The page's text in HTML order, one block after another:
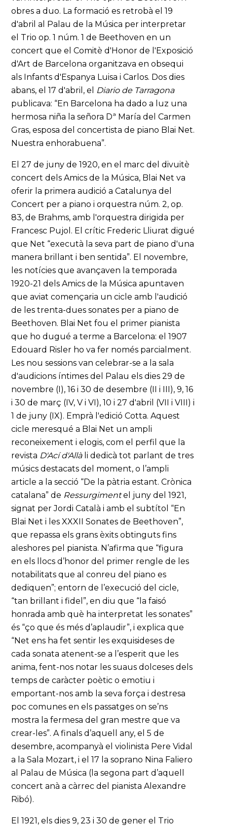
obres a duo. La formació es retrobà el 19
d'abril al Palau de la Música per interpretar
el Trio op. 1 núm. 1 de Beethoven en un
concert que el Comitè d'Honor de l'Exposició
d'Art de Barcelona organitzava en obsequi
als Infants d'Espanya Luisa i Carlos. Dos dies
abans, el 17 d'abril, el Diario de Tarragona
publicava: “En Barcelona ha dado a luz una
hermosa niña la señora Dª María del Carmen
Gras, esposa del concertista de piano Blai Net.
Nuestra enhorabuena”.
El 27 de juny de 1920, en el marc del divuitè
concert dels Amics de la Música, Blai Net va
oferir la primera audició a Catalunya del
Concert per a piano i orquestra núm. 2, op.
83, de Brahms, amb l'orquestra dirigida per
Francesc Pujol. El crític Frederic Lliurat digué
que Net “executà la seva part de piano d'una
manera brillant i ben sentida”. El novembre,
les notícies que avançaven la temporada
1920-21 dels Amics de la Música apuntaven
que aviat començaria un cicle amb l'audició
de les trenta-dues sonates per a piano de
Beethoven. Blai Net fou el primer pianista
que ho dugué a terme a Barcelona: el 1907
Edouard Risler ho va fer només parcialment.
Les nou sessions van celebrar-se a la sala
d'audicions íntimes del Palau els dies 29 de
novembre (I), 16 i 30 de desembre (II i III), 9, 16
i 30 de març (IV, V i VI), 10 i 27 d'abril (VII i VIII) i
1 de juny (IX). Emprà l'edició Cotta. Aquest
cicle meresqué a Blai Net un ampli
reconeixement i elogis, com el perfil que la
revista D'Ací d'Allàli dedicà tot parlant de tres
músics destacats del moment, o l’ampli
article a la secció “De la pàtria estant. Crònica
catalana” de Ressurgimentel juny del 1921,
signat per Jordi Català i amb el subtítol “En
Blai Net i les XXXII Sonates de Beethoven”,
que repassa els grans èxits obtinguts fins
aleshores pel pianista. N’afirma que “figura
en els llocs d’honor del primer rengle de les
notabilitats que al conreu del piano es
dediquen”; entorn de l’execució del cicle,
“tan brillant i fidel”, en diu que “la faisó
honrada amb què ha interpretat les sonates”
és “ço que és més d’aplaudir”, i explica que
“Net ens ha fet sentir les exquisideses de
cada sonata atenent-se a l’esperit que les
anima, fent-nos notar les suaus dolceses dels
temps de caràcter poètic o emotiu i
emportant-nos amb la seva força i destresa
poc comunes en els passatges on se’ns
mostra la fermesa del gran mestre que va
crear-les”. A finals d’aquell any, el 5 de
desembre, acompanyà el violinista Pere Vidal
a la Sala Mozart, i el 17 la soprano Nina Faliero
al Palau de Música (la segona part d’aquell
concert anà a càrrec del pianista Alexandre
Ribó).
El 1921, els dies 9, 23 i 30 de gener el Trio